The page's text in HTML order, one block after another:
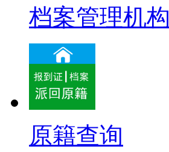
档案管理机构
原籍查询